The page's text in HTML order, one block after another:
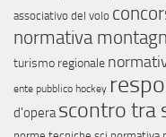
associativo del volo
normativa
turismo regionale
ente pubblico hockey
d'opera scontro tra